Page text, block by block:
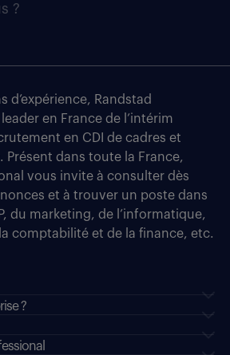
?
d’expérience, Randstad
en France de l’intérim
en CDI de cadres et
Présent dans toute la France,
vous invite à consulter dès
et à trouver un poste dans
du marketing, de l’informatique,
comptabilité et de la finance, etc.
?